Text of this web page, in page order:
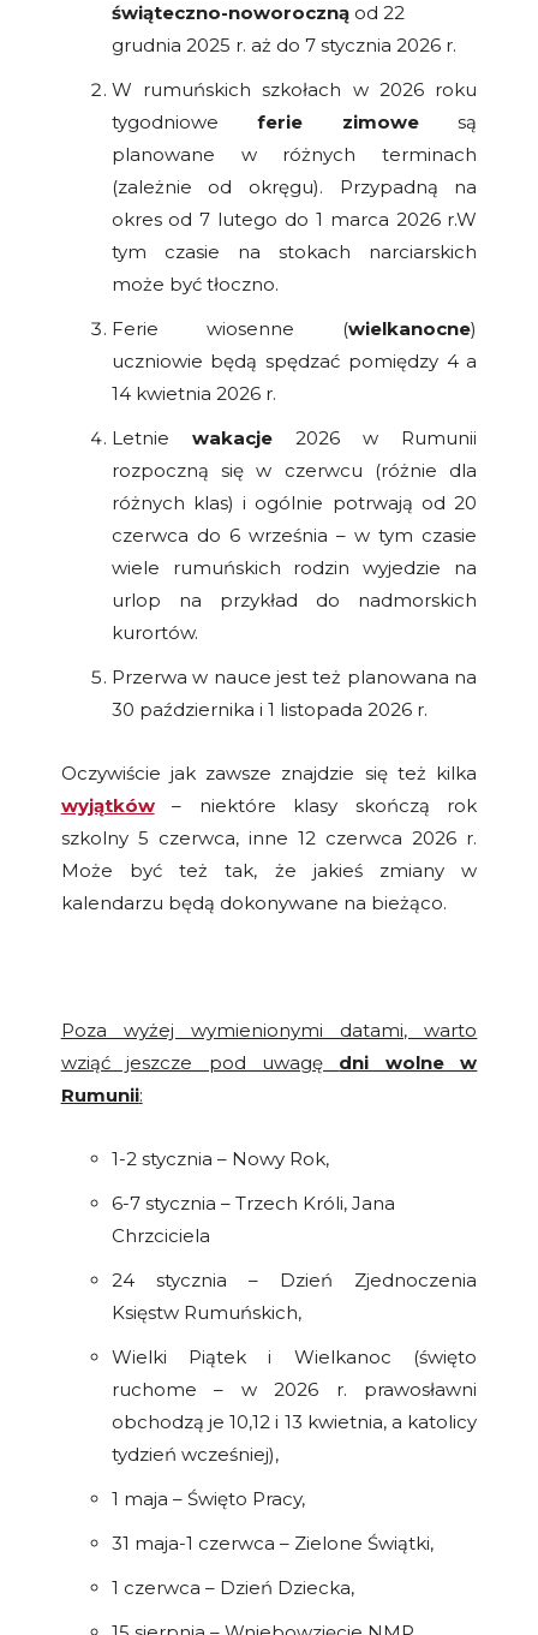
świąteczno-noworocznąod 22
grudnia 2025 r. aż do 7 stycznia 2026 r.
W rumuńskich szkołach w 2026 roku
tygodnioweferie zimowesą
planowane w różnych terminach
(zależnie od okręgu). Przypadną na
okres od 7 lutego do 1 marca 2026 r.W
tym czasie na stokach narciarskich
może być tłoczno.
Ferie wiosenne (wielkanocne)
uczniowie będą spędzać pomiędzy 4 a
14 kwietnia 2026 r.
Letnie wakacje2026 w Rumunii
rozpoczną się w czerwcu (różnie dla
różnych klas) i ogólnie potrwają od 20
czerwca do 6 września – w tym czasie
wiele rumuńskich rodzin wyjedzie na
urlop na przykład do nadmorskich
kurortów.
Przerwa w nauce jest też planowana na
30 października i 1 listopada 2026 r.
Oczywiście jak zawsze znajdzie się też kilka
wyjątków– niektóre klasy skończą rok
szkolny 5 czerwca, inne 12 czerwca 2026 r.
Może być też tak, że jakieś zmiany w
kalendarzu będą dokonywane na bieżąco.
Poza wyżej wymienionymi datami, warto
wziąć jeszcze pod uwagę dni wolne w
Rumunii:
1-2 stycznia – Nowy Rok,
6-7 stycznia – Trzech Króli, Jana
Chrzciciela
24 stycznia – Dzień Zjednoczenia
Księstw Rumuńskich,
Wielki Piątek i Wielkanoc (święto
ruchome – w 2026 r. prawosławni
obchodzą je 10,12 i 13 kwietnia, a katolicy
tydzień wcześniej),
1 maja – Święto Pracy,
31 maja-1 czerwca – Zielone Świątki,
1 czerwca – Dzień Dziecka,